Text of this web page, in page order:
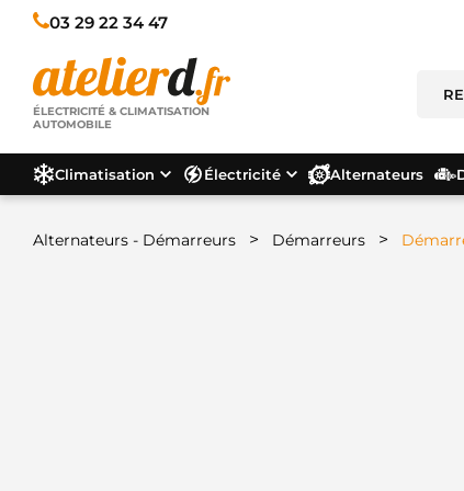
03 29 22 34 47
ÉLECTRICITÉ & CLIMATISATION
AUTOMOBILE
Climatisation Électricité Alternateurs
Alternateurs - Démarreurs > Démarreurs >